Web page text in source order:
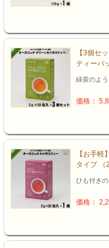
【3個セ
ティーバ
緑茶のよ
価格：
【お手
タイプ （
ひも付き
価格：